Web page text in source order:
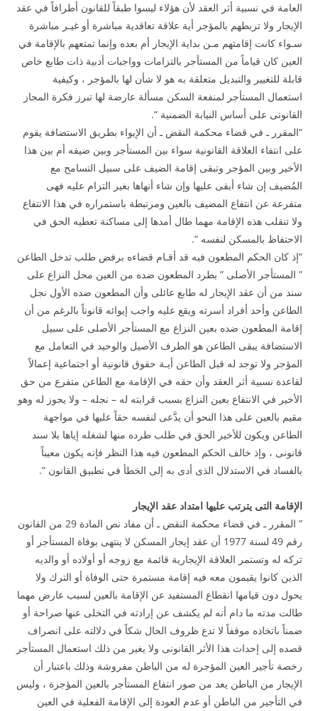
العامة في نسبية أثر العقد لأن هؤلاء ليسوا طبقاً للقانون أطرافاً في عقد
الإيجار ولا تربطهم بالمؤجر أية علاقة تعاقدية مباشرة أو غيـر مباشرة
سـواء كانت إقامتهم مـن بداية الإيجار أم بعده وإنما تمتعهم بالإقامة في
العين كان قياماً من المستأجر بالتزامات وواجبات أدبية ذات طابع خاص
قابلة للتغيير والتبديل متعلقة به هو لا شأن لها بالمؤجر ، وكيفية
استعمال المستأجر لمنفعة السكن مسألة عارضة لها تبرز فكرة المجاز
القانونى على أساس النيابة الضمنية “.
“المقرر ـ في قضاء محكمة النقض ـ أن الإيواء بطريق الاستضافة يقوم
على انتفاء العلاقة القانونية سواء بين المستأجر وبين ضيفه أم بين هذا
الأخير وبين المؤجر وتبقى إقامة الضيف على سبيل التسامح مع
المُضيف إن شاء أبقى عليها وإن شاء أنهاها بغير التزام عليه فهى
متفرعة عن انتفاع المضيف بالعين ومرتبطة باستمراره في هذا الانتفاع
ولا تنقلب هذه الإقامة مهما طال أمدها إلى مساكنة تعطيه الحق في
الاحتفاظ بالمسكن لنفسه “.
“إذ كان الحكم المطعون فيه قد أقـام قضاءه برفض طلب تدخل الطاعن
” المستأجر الأصلى ” بطرد المطعون ضده من العين محل النزاع على
سند من أن عقد الإيجار له طابع عائلى وأن المطعون ضده الأول نجل
الطاعن وأحد أفراد أسرته ويقع عليه واجب إيوائه قانوناً بالرغم من أن
إقامة المطعون ضده بعين النزاع مع المستأجر الأصلى على سبيل
الاستضافة يبقى الطاعن هو الطرف الأصيل والوحيد في التعامل مع
المؤجر ولا توجد له قبل الطاعن أيـة حقوق قانونية أو اجتماعية إعمالاً
لقاعدة نسبية أثر العقد وأن حقه في الإقامة مع الطاعن متفرع من حق
الأخير في الانتفاع بعين النزاع بسبب قرابته له – نجله – ولا يجوز له وهو
مقيم بالعين على هذا النحو أن يدَّعى لنفسه حقاً عليها في مواجهة
الطاعن ويكون للأخير الحق في طلب طرده منها لشغله إياها بلا سند
قانونى ، وإذ خالف الحكم المطعون فيه هذا النظر فإنه يكون معيباً
بالفساد في الاستدلال الذى أدى به إلى الخطأ في تطبيق القانون “.
الإقامة التى يترتب عليها امتداد عقد الإيجار
” المقرر ـ في قضاء محكمة النقض ـ أن مفاد نص المادة 29 من القانون
رقم 49 لسنة 1977 أن عقد إيجار المسكن لا ينتهى بوفاة المستأجر أو
تركه له وتستمر العلاقة الإيجارية قائمة مع زوجه أو أولاده أو والديه
الذين كانوا يقيمون معه فيه إقامة مستمرة حتى الوفاة أو الترك ولا
يحول دون قيامها انقطاع المستفيد عن الإقامة بالعين لسبب عارض مهما
طالت مدته ما دام أنه لم يكشف عن إرادته في التخلى عنها صراحة أو
ضمناً باتخاذه موقفاً لا تدع ظروف الحال شكاً في دلالته على انصراف
قصده إلى إحداث هذا الأثر القانونى ولا يغير من ذلك استعمال المستأجر
رخصة تأجير العين المؤجرة له من الباطن مفروشة وذلك باعتبار أن
الإيجار من الباطن يعد من صور انتفاع المستأجر بالعين المؤجرة ، وليس
في التأجير من الباطن أو عدم العودة إلى الإقامة الفعلية في العين